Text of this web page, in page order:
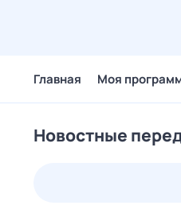
Главная Моя
Новостные